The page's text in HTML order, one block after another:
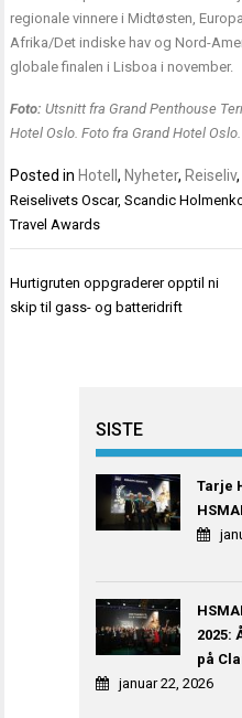
regionale vinnere i Midtøsten,
Afrika/Det indiske hav og Nord-
globale finalen i Lisboa i november.
Foto: Utsnitt fra Grand Penthouse
Hotel Oslo. Foto fra Grand Hotel Oslo.
Posted in Hotell, Nyheter, Reiseliv
Reiselivets Oscar,Scandic
Travel Awards
Innleggsnavigasjon
Hurtigruten oppgraderer opptil ni
skip til gass- og batteridrift
SISTE
Tarje
2025:
på
januar 22, 2026